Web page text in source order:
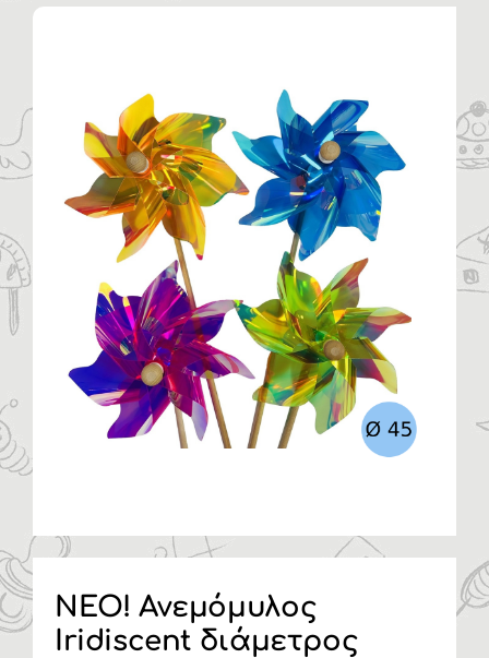
ΠΡΟΪΟΝΤΑ
ΚΑΤΗΓΟΡΙΕΣ
ΚΑΤΑΛΟΓΟΙ
ΝΕΑ
ΑΡΘΡΑ
Υπηρεσία Β2Β
NEO! Ανεμόμυλος
Iridiscent διάμετρος